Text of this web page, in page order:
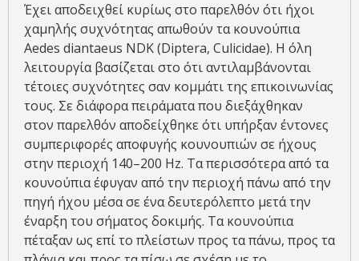
Έχει αποδειχθεί κυρίως στο παρελθόν ότι ήχοι
χαμηλής συχνότητας απωθούν τα κουνούπια
Aedes diantaeus NDK (Diptera, Culicidae). Η όλη
λειτουργία βασίζεται στο ότι αντιλαμβάνονται
τέτοιες συχνότητες σαν κομμάτι της επικοινωνίας
τους. Σε διάφορα πειράματα που διεξάχθηκαν
στον παρελθόν αποδείχθηκε ότι υπήρξαν έντονες
συμπεριφορές αποφυγής κουνουπιών σε ήχους
στην περιοχή 140–200 Hz. Τα περισσότερα από τα
κουνούπια έφυγαν από την περιοχή πάνω από την
πηγή ήχου μέσα σε ένα δευτερόλεπτο μετά την
έναρξη του σήματος δοκιμής. Τα κουνούπια
πέταξαν ως επί το πλείστων προς τα πάνω, προς τα